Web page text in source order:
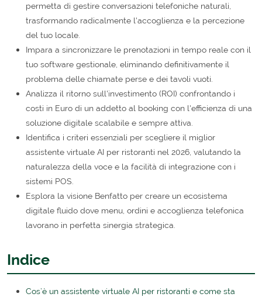
permetta di gestire conversazioni telefoniche naturali,
trasformando radicalmente l'accoglienza e la percezione
del tuo locale.
Impara a sincronizzare le prenotazioni in tempo reale con il
tuo software gestionale, eliminando definitivamente il
problema delle chiamate perse e dei tavoli vuoti.
Analizza il ritorno sull'investimento (ROI) confrontando i
costi in Euro di un addetto al booking con l'efficienza di una
soluzione digitale scalabile e sempre attiva.
Identifica i criteri essenziali per scegliere il miglior
assistente virtuale AI per ristoranti nel 2026, valutando la
naturalezza della voce e la facilità di integrazione con i
sistemi POS.
Esplora la visione Benfatto per creare un ecosistema
digitale fluido dove menu, ordini e accoglienza telefonica
lavorano in perfetta sinergia strategica.
Indice
Cos’è un assistente virtuale AI per ristoranti e come sta